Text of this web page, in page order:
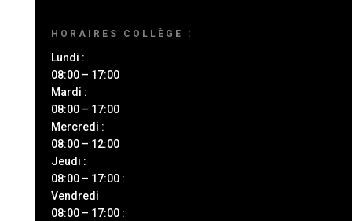
HORAIRES COLLÈGE :
Lundi :
08:00 – 17:00
Mardi :
08:00 – 17:00
Mercredi :
08:00 – 12:00
Jeudi :
08:00 – 17:00 :
Vendredi
08:00 – 17:00 :